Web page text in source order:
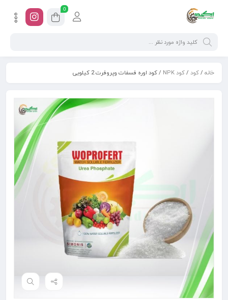
0
خانه /کود /کود NPK / کود اوره فسفات وپروفرت 2 کیلویی